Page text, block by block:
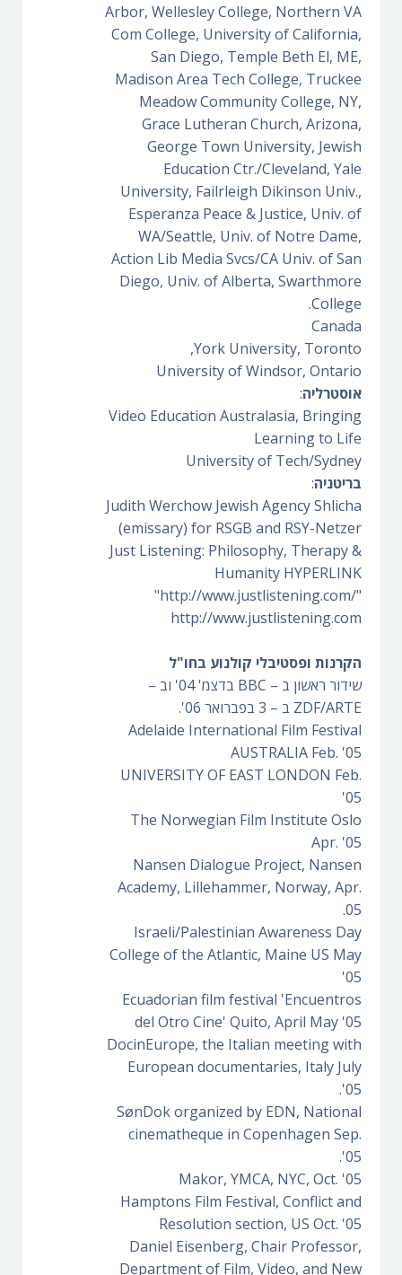
Arbor, Wellesley College, Northern VA
Com College, University of California,
San Diego, Temple Beth El, ME,
Madison Area Tech College, Truckee
Meadow Community College, NY,
Grace Lutheran Church, Arizona,
George Town University, Jewish
Education Ctr./Cleveland, Yale
University, Failrleigh Dikinson Univ.,
Esperanza Peace & Justice, Univ. of
WA/Seattle, Univ. of Notre Dame,
Action Lib Media Svcs/CA Univ. of San
Diego, Univ. of Alberta, Swarthmore
College.
Canada
York University, Toronto,
University of Windsor, Ontario
אוסטרליה:
Video Education Australasia, Bringing
Learning to Life
University of Tech/Sydney
בריטניה:
Judith Werchow Jewish Agency Shlicha
(emissary) for RSGB and RSY-Netzer
Just Listening: Philosophy, Therapy &
Humanity HYPERLINK
"http://www.justlistening.com/"
http://www.justlistening.com
הקרנות ופסטיבלי קולנוע בחו"ל
שידור ראשון ב – BBC בדצמ' 04' וב –
ZDF/ARTE ב – 3 בפברואר 06'.
Adelaide International Film Festival
AUSTRALIA Feb. '05
UNIVERSITY OF EAST LONDON Feb.
'05
The Norwegian Film Institute Oslo
Apr. '05
Nansen Dialogue Project, Nansen
Academy, Lillehammer, Norway, Apr.
05.
Israeli/Palestinian Awareness Day
College of the Atlantic, Maine US May
'05
Ecuadorian film festival 'Encuentros
del Otro Cine' Quito, April May '05
DocinEurope, the Italian meeting with
European documentaries, Italy July
'05.
SønDok organized by EDN, National
cinematheque in Copenhagen Sep.
'05.
Makor, YMCA, NYC, Oct. '05
Hamptons Film Festival, Conflict and
Resolution section, US Oct. '05
Daniel Eisenberg, Chair Professor,
Department of Film, Video, and New